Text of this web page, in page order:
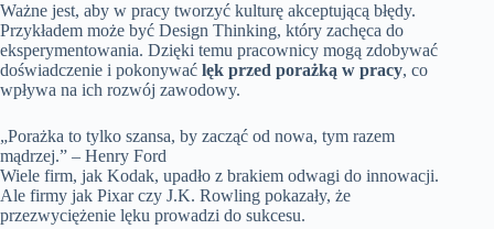
Ważne jest, aby w pracy tworzyć kulturę akceptującą błędy.
Przykładem może być Design Thinking, który zachęca do
eksperymentowania. Dzięki temu pracownicy mogą zdobywać
doświadczenie i pokonywać lęk przed porażką w pracy, co
wpływa na ich rozwój zawodowy.
„Porażka to tylko szansa, by zacząć od nowa, tym razem
mądrzej.” – Henry Ford
Wiele firm, jak Kodak, upadło z brakiem odwagi do innowacji.
Ale firmy jak Pixar czy J.K. Rowling pokazały, że
przezwyciężenie lęku prowadzi do sukcesu.